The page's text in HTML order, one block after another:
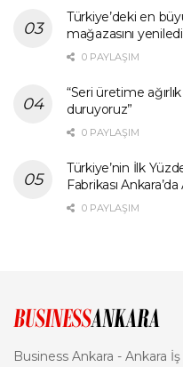
Türkiye’deki en
mağazasını yeniledi
0 PAYLAŞIM
“Seri üretime
duruyoruz”
0 PAYLAŞIM
Türkiye’nin İlk
Fabrikası Ankara’da
0 PAYLAŞIM
Business Ankara - Ankara